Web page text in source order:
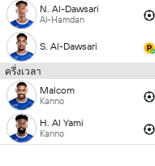
N. Al-Dawsari
Al-Hamdan
S. Al-Dawsari
ครึ่งเวลา
Malcom
Kanno
H. Al Yami
Kanno